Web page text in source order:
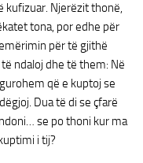
kufizuar. Njerëzit thonë,
tona, por edhe për
për të gjithë
ndaloj dhe të them: Në
që e kuptoj se
Dua të di se çfarë
se po thoni kur ma
i tij?